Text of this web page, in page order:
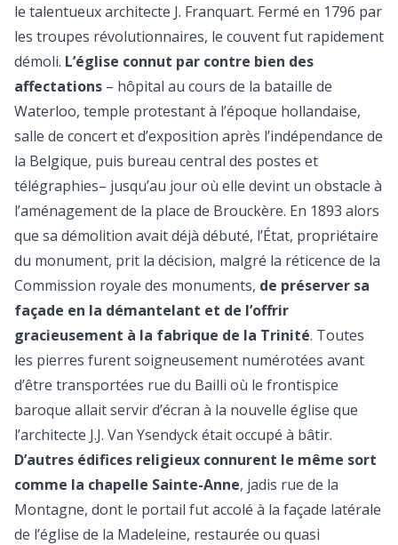
le talentueux architecte J. Franquart. Fermé en 1796 par
les troupes révolutionnaires, le couvent fut rapidement
démoli. L’église connut par contre bien des
affectations – hôpital au cours de la bataille de
Waterloo, temple protestant à l’époque hollandaise,
salle de concert et d’exposition après l’indépendance de
la Belgique, puis bureau central des postes et
télégraphies– jusqu’au jour où elle devint un obstacle à
l’aménagement de la place de Brouckère. En 1893 alors
que sa démolition avait déjà débuté, l’État, propriétaire
du monument, prit la décision, malgré la réticence de la
Commission royale des monuments, de préserver sa
façade en la démantelant et de l’offrir
gracieusement à la fabrique de la Trinité. Toutes
les pierres furent soigneusement numérotées avant
d’être transportées rue du Bailli où le frontispice
baroque allait servir d’écran à la nouvelle église que
l’architecte J.J. Van Ysendyck était occupé à bâtir.
D’autres édifices religieux connurent le même sort
comme la chapelle Sainte-Anne, jadis rue de la
Montagne, dont le portail fut accolé à la façade latérale
de l’église de la Madeleine, restaurée ou quasi